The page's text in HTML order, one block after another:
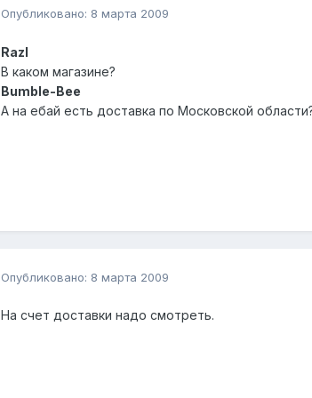
Опубликовано: 8 марта 2009
Razl
В каком магазине?
Bumble-Bee
А на ебай есть доставка по Московской
Опубликовано: 8 марта 2009
На счет доставки надо смотреть.